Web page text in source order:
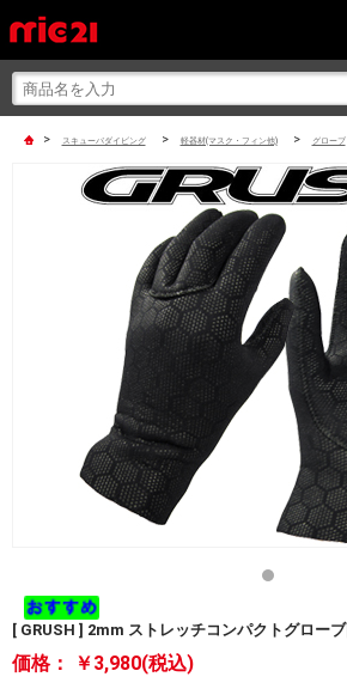
> スキューバダイビング > 軽器材(マスク・フィン他) > グローブ
[ GRUSH ] 2mm ストレッチコンパクトグロー
価格： ￥3,980(税込)